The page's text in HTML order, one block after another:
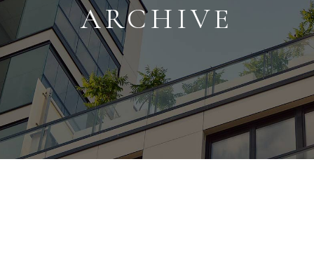
ARCHIVE